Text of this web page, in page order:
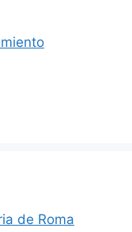
de Roma